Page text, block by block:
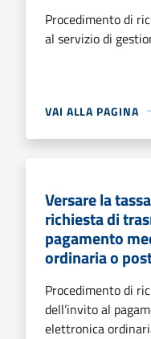
Procedimento di
al servizio di
VAI ALLA PAGINA
Versare la
richiesta di
pagamento
ordinaria o
Procedimento di
dell’invito al
elettronica